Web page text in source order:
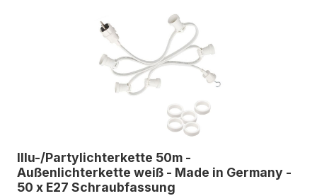
Illu-/Partylichterkette 50m -
Außenlichterkette weiß - Made in Germany -
50 x E27 Schraubfassung